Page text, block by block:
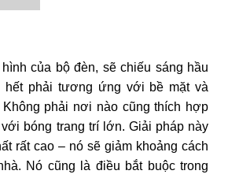
của bộ đèn, sẽ chiếu sáng hầu
hết phải tương ứng với bề mặt và
Không phải nơi nào cũng thích hợp
bóng trang trí lớn. Giải pháp này
rất cao – nó sẽ giảm khoảng cách
Nó cũng là điều bắt buộc trong